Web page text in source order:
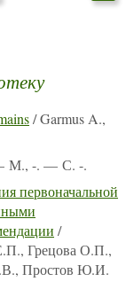
/ Garmus A.,
— М., -. — С. -.
первоначальной
/
Грецова О.П.,
Простов Ю.И.